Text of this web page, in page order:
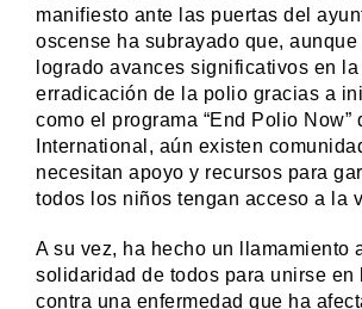
manifiesto ante las puertas del
oscense ha subrayado que, aunque
logrado avances significativos en la
erradicación de la polio gracias a
como el programa “End Polio Now”
International, aún existen
necesitan apoyo y recursos para
todos los niños tengan acceso a la
A su vez, ha hecho un llamamiento
solidaridad de todos para unirse en
contra una enfermedad que ha